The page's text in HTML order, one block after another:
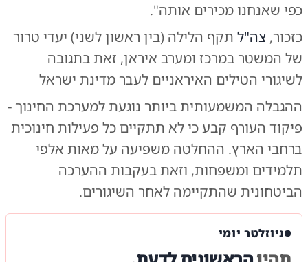
כפי שאנחנו מכירים אותה".
כזכור, צה"ל תקף הלילה (בין ראשון לשני) יעדי טרור
של המשטר במרכז ומערב איראן, זאת בתגובה
לשיגורי הטילים האיראניים לעבר מדינת ישראל
ההגבלה המשמעותית ביותר נוגעת למערכת החינוך -
פיקוד העורף קבע כי לא תתקיים כל פעילות חינוכית
ברחבי הארץ. ההחלטה משפיעה על מאות אלפי
תלמידים ומשפחות, וזאת בעקבות ההערכה
הביטחונית שהתקיימה לאחר השיגורים.
ניוזלטר יומי